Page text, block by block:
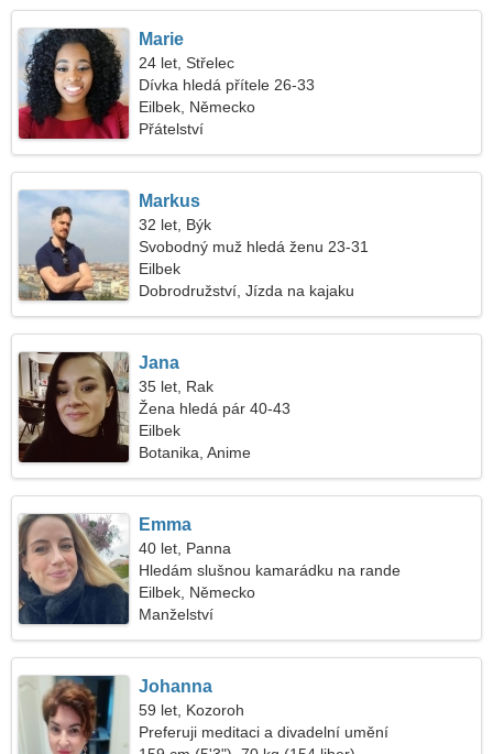
Marie
24 let, Střelec
Dívka hledá přítele 26-33
Eilbek, Německo
Přátelství
Markus
32 let, Býk
Svobodný muž hledá ženu 23-31
Eilbek
Dobrodružství, Jízda na kajaku
Jana
35 let, Rak
Žena hledá pár 40-43
Eilbek
Botanika, Anime
Emma
40 let, Panna
Hledám slušnou kamarádku na rande
Eilbek, Německo
Manželství
Johanna
59 let, Kozoroh
Preferuji meditaci a divadelní umění